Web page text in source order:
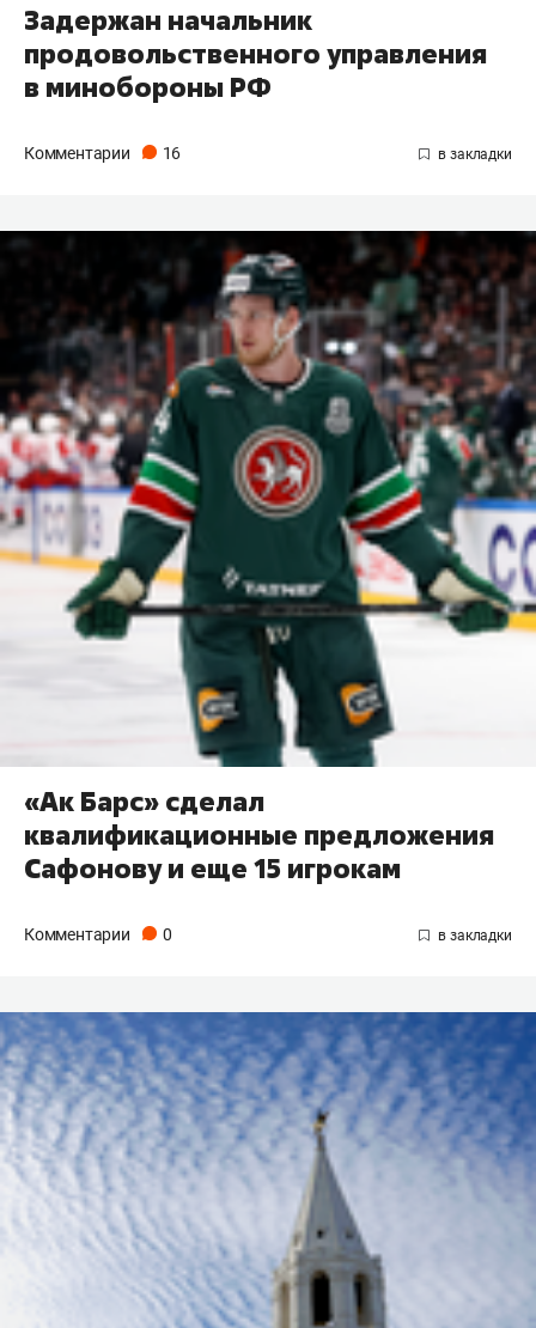
Задержан начальник
продовольственного управления
в минобороны РФ
Комментарии 16
«Ак Барс» сделал
квалификационные предложения
Сафонову и еще 15 игрокам
Комментарии 0